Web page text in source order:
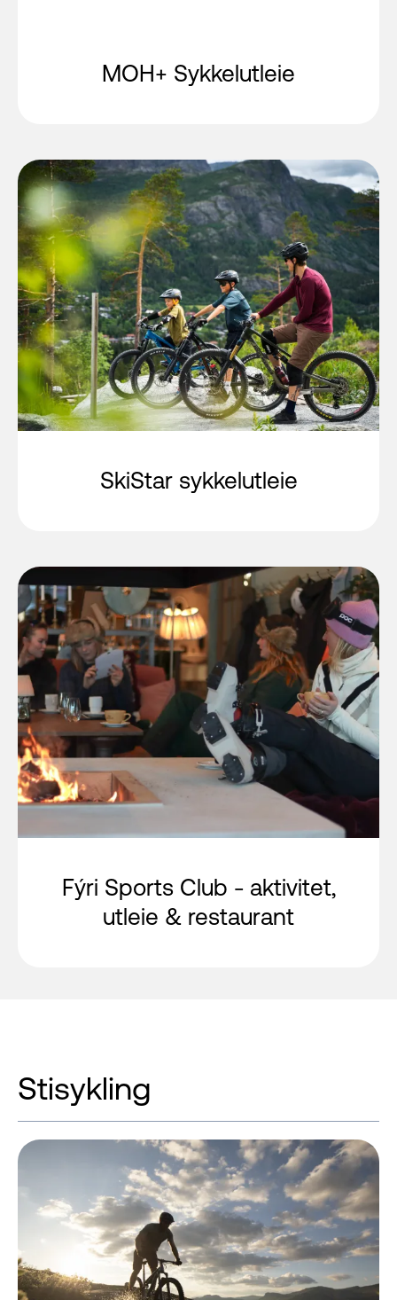
MOH+ Sykkelutleie
SkiStar sykkelutleie
Fýri Sports Club - aktivitet,
utleie & restaurant
Stisykling